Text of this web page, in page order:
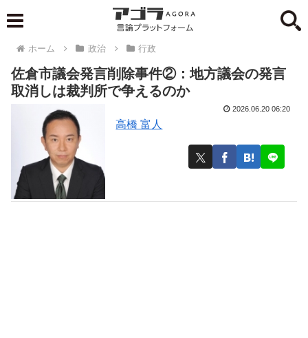
ホーム 政治 行政
佐倉市議会発言削除事件②：地方議会の発言
取消しは裁判所で争えるのか
高橋 富人
2026.06.20 06:20